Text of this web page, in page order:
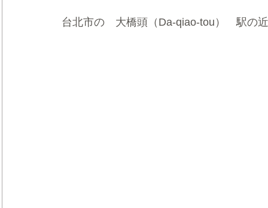
台北市の　大橋頭（Da-qiao-tou）　駅の